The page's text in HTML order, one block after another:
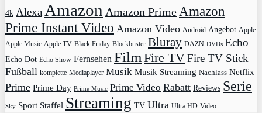
4k Alexa Amazon Amazon PrimeAmazon
Prime Instant Video Amazon Video Android Angebot Apple
Apple Music Apple TV Black Friday Blockbuster Bluray DAZN DVDs Echo
Echo Dot Echo Show Fernsehen Film Fire TVFire TV Stick
Fußball komplette Mediaplayer Musik Musik Streaming Nachlass Netflix
Prime Prime Day Prime Music Prime Video Rabatt Reviews Serie
Sky Sport Staffel Streaming TV Ultra Ultra HD Video